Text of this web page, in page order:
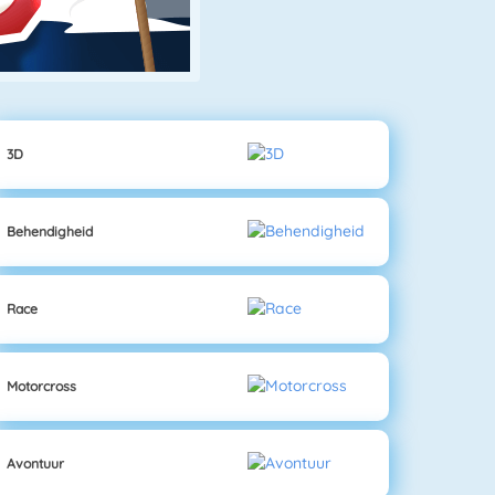
3D
Behendigheid
Race
Motorcross
Avontuur